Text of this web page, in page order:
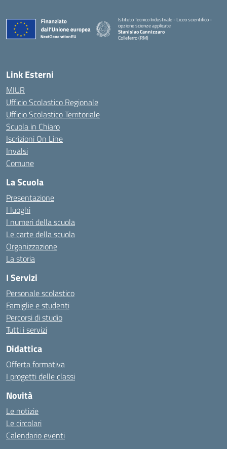
Istituto Tecnico Industriale - Liceo scientifico -
opzione scienze applicate
Stanislao Cannizzaro
Colleferro (RM)
Link Esterni
MIUR
Ufficio Scolastico Regionale
Ufficio Scolastico Territoriale
Scuola in Chiaro
Iscrizioni On Line
Invalsi
Comune
La Scuola
Presentazione
I luoghi
I numeri della scuola
Le carte della scuola
Organizzazione
La storia
I Servizi
Personale scolastico
Famiglie e studenti
Percorsi di studio
Tutti i servizi
Didattica
Offerta formativa
I progetti delle classi
Novità
Le notizie
Le circolari
Calendario eventi